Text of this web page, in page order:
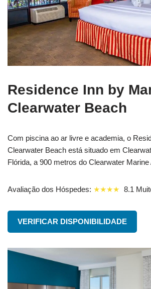
Residence Inn by
Clearwater Beach
Com piscina ao ar livre e academia, o
Clearwater Beach está situado em
Flórida, a 900 metros do Clearwater Marine
Avaliação dos Hóspedes: ★★★★ 8.1
VERIFICAR DISPONIBILIDADE